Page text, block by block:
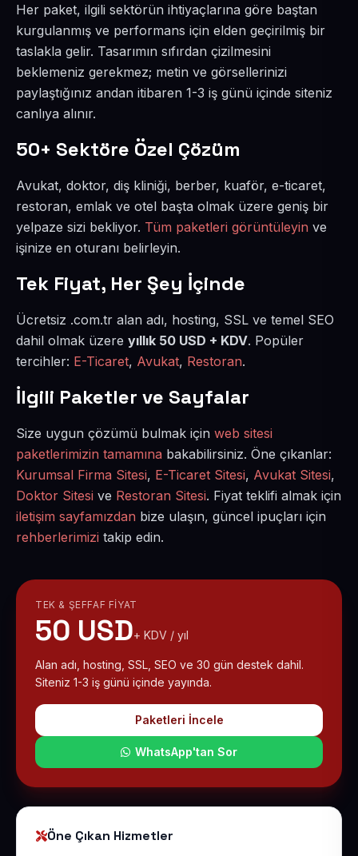
Her paket, ilgili sektörün ihtiyaçlarına göre baştan
kurgulanmış ve performans için elden geçirilmiş bir
taslakla gelir. Tasarımın sıfırdan çizilmesini
beklemeniz gerekmez; metin ve görsellerinizi
paylaştığınız andan itibaren 1-3 iş günü içinde siteniz
canlıya alınır.
50+ Sektöre Özel Çözüm
Avukat, doktor, diş kliniği, berber, kuaför, e-ticaret,
restoran, emlak ve otel başta olmak üzere geniş bir
yelpaze sizi bekliyor. Tüm paketleri görüntüleyin ve
işinize en oturanı belirleyin.
Tek Fiyat, Her Şey İçinde
Ücretsiz .com.tr alan adı, hosting, SSL ve temel SEO
dahil olmak üzere yıllık 50 USD + KDV. Popüler
tercihler: E-Ticaret, Avukat, Restoran.
İlgili Paketler ve Sayfalar
Size uygun çözümü bulmak için web sitesi
paketlerimizin tamamına bakabilirsiniz. Öne çıkanlar:
Kurumsal Firma Sitesi, E-Ticaret Sitesi, Avukat Sitesi,
Doktor Sitesi ve Restoran Sitesi. Fiyat teklifi almak için
iletişim sayfamızdan bize ulaşın, güncel ipuçları için
rehberlerimizi takip edin.
TEK & ŞEFFAF FIYAT
50 USD+ KDV / yıl
Alan adı, hosting, SSL, SEO ve 30 gün destek dahil.
Siteniz 1-3 iş günü içinde yayında.
Paketleri İncele
WhatsApp'tan Sor
Öne Çıkan Hizmetler